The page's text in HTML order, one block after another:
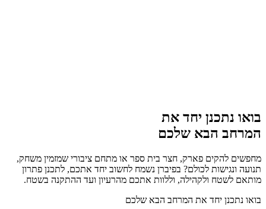
בואו נתכנן יחד את
המרחב הבא שלכם
מחפשים להקים פארק, חצר בית ספר או מתחם ציבורי שמזמין משחק,
תנועה ונגישות לכולם? בפיברן נשמח לחשוב יחד אתכם, לתכנן פתרון
מותאם לשטח ולקהילה, וללוות אתכם מהרעיון ועד ההתקנה בשטח.
בואו נתכנן יחד את המרחב הבא שלכם